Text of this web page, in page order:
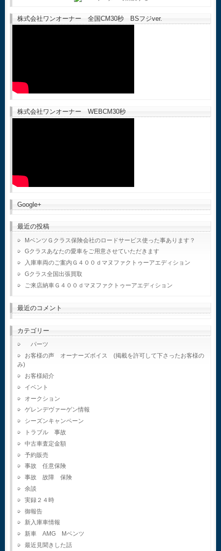
株式会社ワンオーナー 全国CM30秒 BSフジver.
株式会社ワンオーナー WEBCM30秒
Google+
最近の投稿
MベンツＧクラス保険会社のロードサービス使った事あります？
Gクラスあなたの愛車をご用意させていただきます
入庫車両のご案内Ｇ４００ｄマヌファクトゥーアエディション
Gクラス全国出張買取
ご来店納車Ｇ４００ｄマヌファクトゥーアエディション
最近のコメント
カテゴリー
パーツ
お客様の声 オーナーズボイス (掲載を許可して下さったお客様の
み)
お客様紹介
イベント
オークション
ゲレンデヴァーゲン情報
シーズンキャンペーン
トラブル 事故
中古車査定金額
予約販売
事故 任意保険
事故 故障 保険
余談
実録２４時
御報告
新入庫車情報
新車 AMG Mベンツ
最近見聞きした話